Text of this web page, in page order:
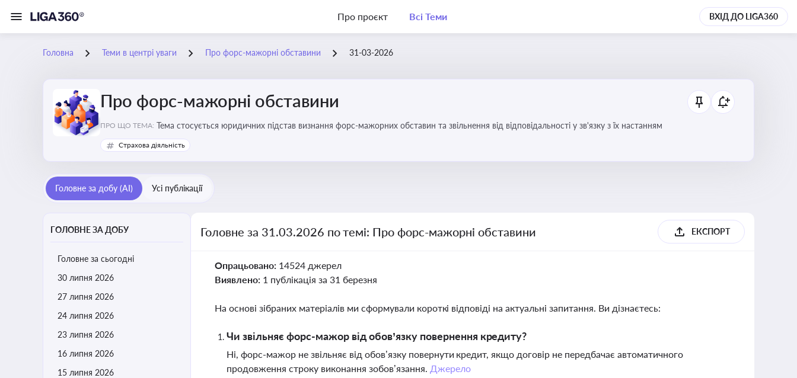
Про проєкт Всі Теми ВХІД ДО LIGA360
Головна Теми в центрі уваги Про форс-мажорні обставини 31-03-2026
Про форс-мажорні обставини
ПРО ЩО ТЕМА: Тема стосується юридичних підстав визнання форс-мажорних обставин та звільнення від відповідальності у зв'язку з їх настанням
Страхова діяльність
Головне за добу (AI) Усі публікації
ГОЛОВНЕ ЗА ДОБУ
Головне за сьогодні
30 липня 2026
27 липня 2026
24 липня 2026
23 липня 2026
16 липня 2026
15 липня 2026
Головне за 31.03.2026 по темі: Про форс-мажорні обставини ЕКСПОРТ
Опрацьовано: 14524 джерел
Виявлено: 1 публікація за 31 березня
На основі зібраних матеріалів ми сформували короткі відповіді на актуальні запитання. Ви дізнаєтесь:
Чи звільняє форс-мажор від обов’язку повернення кредиту?
Ні, форс-мажор не звільняє від обов’язку повернути кредит, якщо договір не передбачає автоматичного
продовження строку виконання зобов’язання. Джерело